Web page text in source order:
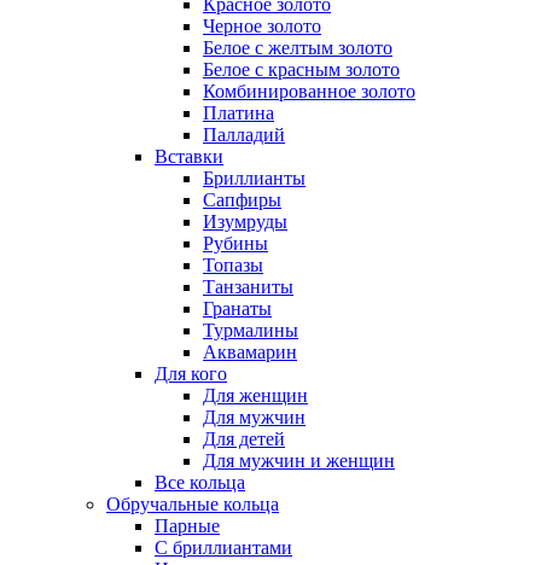
Красное золото
Черное золото
Белое с желтым золото
Белое с красным золото
Комбинированное золото
Платина
Палладий
Вставки
Бриллианты
Сапфиры
Изумруды
Рубины
Топазы
Танзаниты
Гранаты
Турмалины
Аквамарин
Для кого
Для женщин
Для мужчин
Для детей
Для мужчин и женщин
Все кольца
Обручальные кольца
Парные
С бриллиантами